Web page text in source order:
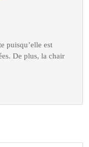
puisqu’elle est
De plus, la chair